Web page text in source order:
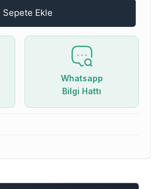
Sepete Ekle
Whatsapp
Bilgi Hattı